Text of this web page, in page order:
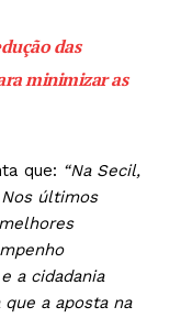
das
minimizar as
que: “Na Secil,
últimos
a cidadania
a aposta na